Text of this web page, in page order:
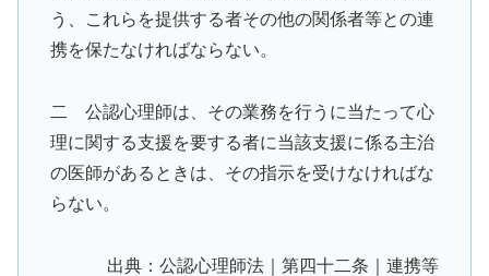
う、これらを提供する者その他の関係者等との連
携を保たなければならない。
二 公認心理師は、その業務を行うに当たって心
理に関する支援を要する者に当該支援に係る主治
の医師があるときは、その指示を受けなければな
らない。
出典：公認心理師法｜第四十二条｜連携等